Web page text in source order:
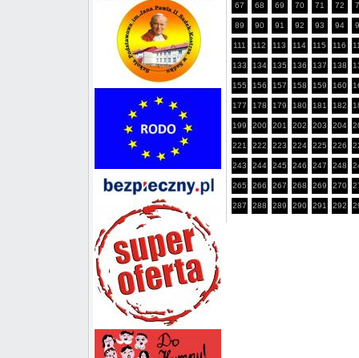
67 68 69 70 71 72
89 90 91 92 93 94
111 112 113 114 115 116
133 134 135 136 137 138
155 156 157 158 159 160
177 178 179 180 181 182
199 200 201 202 203 204
221 222 223 224 225 226
243 244 245 246 247 248
265 266 267 268 269 270
287 288 289 290 291 292